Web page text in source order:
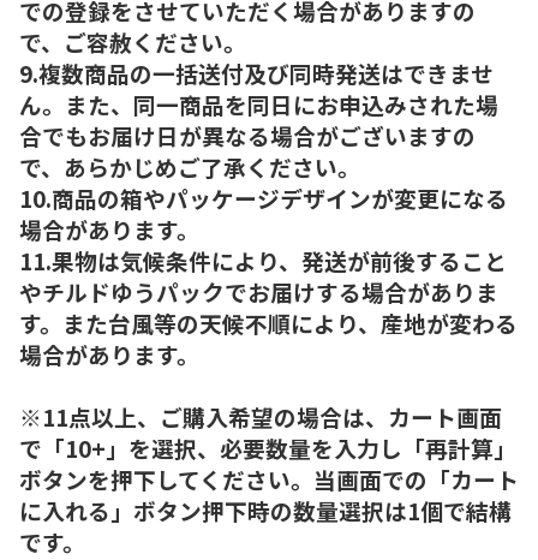
での登録をさせていただく場合がありますの
で、ご容赦ください。
9.複数商品の一括送付及び同時発送はできませ
ん。また、同一商品を同日にお申込みされた場
合でもお届け日が異なる場合がございますの
で、あらかじめご了承ください。
10.商品の箱やパッケージデザインが変更になる
場合があります。
11.果物は気候条件により、発送が前後すること
やチルドゆうパックでお届けする場合がありま
す。また台風等の天候不順により、産地が変わる
場合があります。
※11点以上、ご購入希望の場合は、カート画面
で「10+」を選択、必要数量を入力し「再計算」
ボタンを押下してください。当画面での「カート
に入れる」ボタン押下時の数量選択は1個で結構
です。